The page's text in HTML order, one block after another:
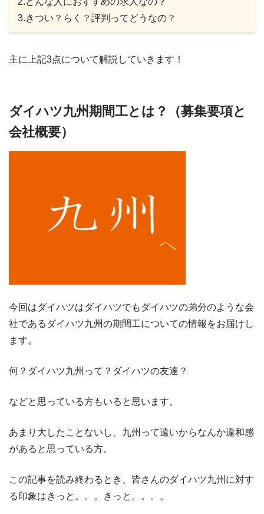
3.きつい？らく？評判ってどうなの？
主に上記3点について解説していきます！
ダイハツ九州期間工とは？（募集要項と
会社概要）
今回はダイハツはダイハツでもダイハツの弟分のような会
社であるダイハツ九州の期間工についての情報をお届けし
ます。
何？ダイハツ九州って？ダイハツの友達？
などと思っている方もいると思います。
あまり大したことないし、九州って遠いからなんか違和感
があると思っている方。
この記事を読み終わるとき、皆さんのダイハツ九州に対す
る印象はきっと。。。きっと。。。。